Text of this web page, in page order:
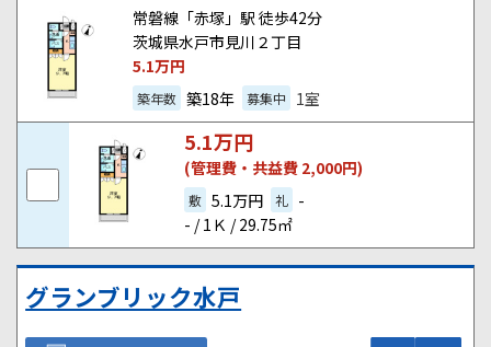
常磐線「赤塚」駅 徒歩42分
茨城県水戸市見川２丁目
5.1万円
築年数 築18年 募集中 1室
5.1万円
(管理費・共益費 2,000円)
敷 5.1万円 礼 -
- / 1Ｋ / 29.75㎡
グランブリック水戸